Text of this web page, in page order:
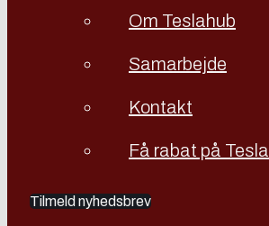
Om Teslahub
Samarbejde
Kontakt
Få rabat på Tesla
Tilmeld nyhedsbrev